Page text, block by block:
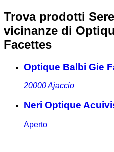
Trova prodotti
vicinanze di
Facettes
Optique Balbi Gie
20000Ajaccio
Neri Optique
Aperto